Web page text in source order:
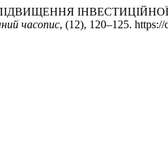
ПІДВИЩЕННЯ
часопис, (12), 120–125.